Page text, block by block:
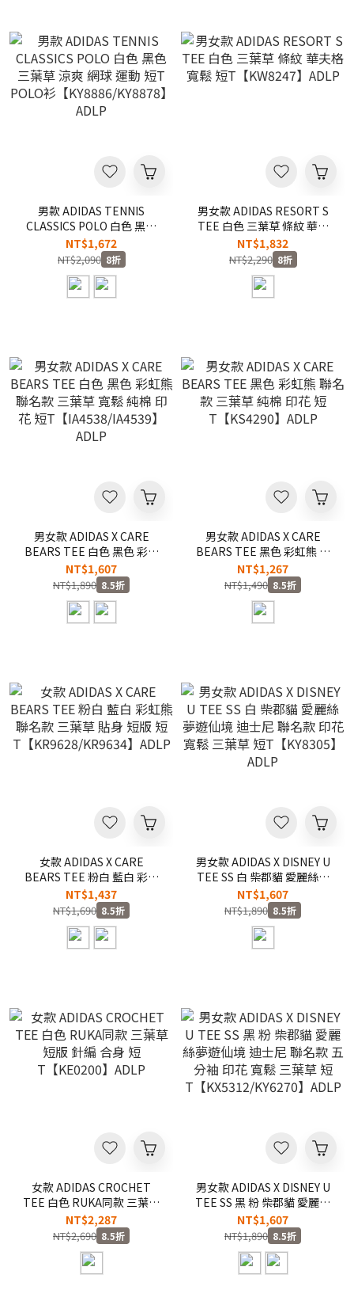
男款 ADIDAS TENNIS
CLASSICS POLO 白色 黑色
三葉草 涼爽 網球 運動 短T
POLO衫
【KY8886/KY8878】ADLP
NT$1,672
NT$2,090 8折
男女款 ADIDAS RESORT S
TEE 白色 三葉草 條紋 華夫
格 寬鬆 短T【KW8247】
ADLP
NT$1,832
NT$2,290 8折
男女款 ADIDAS X CARE
BEARS TEE 白色 黑色 彩虹
熊 聯名款 三葉草 寬鬆 純棉
印花 短
T【IA4538/IA4539】ADLP
NT$1,607
NT$1,890 8.5折
男女款 ADIDAS X CARE
BEARS TEE 黑色 彩虹熊 聯
名款 三葉草 純棉 印花 短
T【KS4290】ADLP
NT$1,267
NT$1,490 8.5折
女款 ADIDAS X CARE
BEARS TEE 粉白 藍白 彩虹
熊 聯名款 三葉草 貼身 短版
短T【KR9628/KR9634】
ADLP
NT$1,437
NT$1,690 8.5折
男女款 ADIDAS X DISNEY U
TEE SS 白 柴郡貓 愛麗絲夢
遊仙境 迪士尼 聯名款 印花
寬鬆 三葉草 短T【KY8305】
ADLP
NT$1,607
NT$1,890 8.5折
女款 ADIDAS CROCHET
TEE 白色 RUKA同款 三葉草
短版 針編 合身 短
T【KE0200】ADLP
NT$2,287
NT$2,690 8.5折
男女款 ADIDAS X DISNEY U
TEE SS 黑 粉 柴郡貓 愛麗絲
夢遊仙境 迪士尼 聯名款 五分
袖 印花 寬鬆 三葉草 短
T【KX5312/KY6270】ADLP
NT$1,607
NT$1,890 8.5折